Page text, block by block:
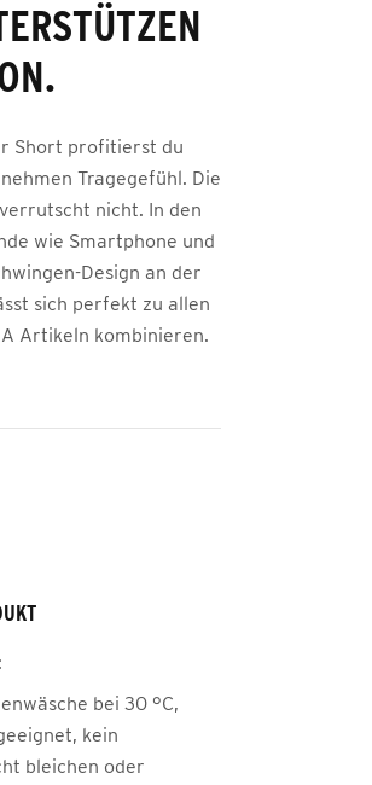
Short profitierst du
Tragegefühl. Die
nicht. In den
wie Smartphone und
Design an der
sich perfekt zu allen
Artikeln kombinieren.
bei 30 °C,
kein
bleichen oder